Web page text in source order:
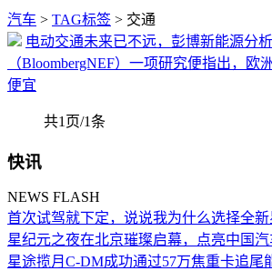
汽车 > TAG标签 > 交通
电动交通未来已不远，彭博新能源分
（BloombergNEF）一项研究便指出，
便宜
共1页/1条
快讯
NEWS FLASH
首次试驾就下定，说说我为什么选择全新
星纪元之夜在北京璀璨启幕，点亮中国
星途揽月C-DM成功通过57万焦重卡追尾